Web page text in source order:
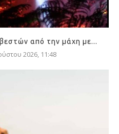
από την μάχη με...
2026, 11:48